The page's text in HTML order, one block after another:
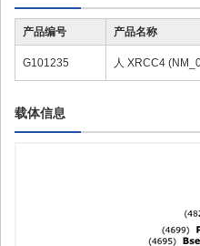
产品编号 产品名称
G101235 人 XRCC4
载体信息